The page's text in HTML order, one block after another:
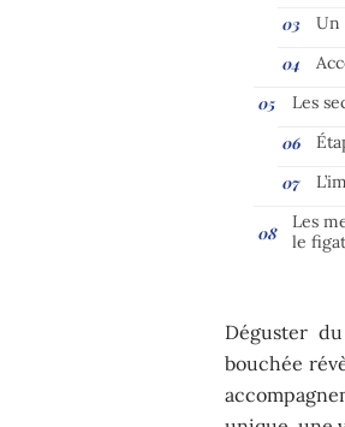
Un
Les
Les
le
Déguster
bouchée